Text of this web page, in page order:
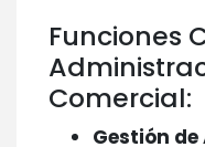
Funciones
Comercial:
Gestión